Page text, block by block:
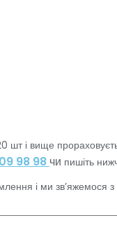
шт і вище
98 98 чи пишіть
і ми зв’яжемося